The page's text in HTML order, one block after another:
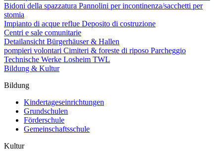
Bidoni della spazzatura Pannolini per incontinenza/sacchetti per
stomia
Impianto di acque reflue Deposito di costruzione
Centri e sale comunitarie
Detailansicht Bürgerhäuser & Hallen
pompieri volontari Cimiteri & foreste di riposo Parcheggio
Technische Werke Losheim TWL
Bildung & Kultur
Bildung
Kindertageseinrichtungen
Grundschulen
Förderschule
Gemeinschaftsschule
Kultur